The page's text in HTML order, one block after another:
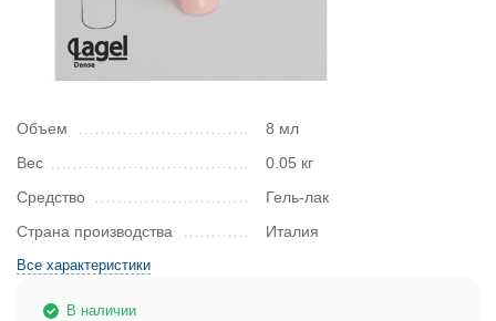
Объем
8 мл
Вес
0.05 кг
Средство
Гель-лак
Страна производства
Италия
Все характеристики
В наличии